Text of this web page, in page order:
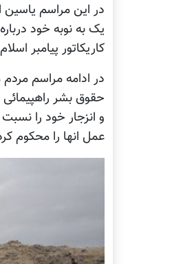
در این مراسم
یک به نوبه خود
کاریکاتور پیامبر
در ادامه مراسم
حقوق بشر
و انزجار خود را
عمل انها را محکوم